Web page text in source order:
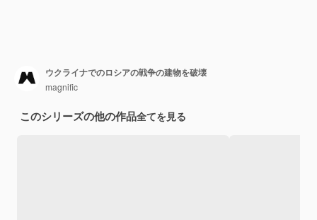
ウクライナでのロシアの戦争の建物を破壊
magnific
このシリーズの他の作品全てを見る